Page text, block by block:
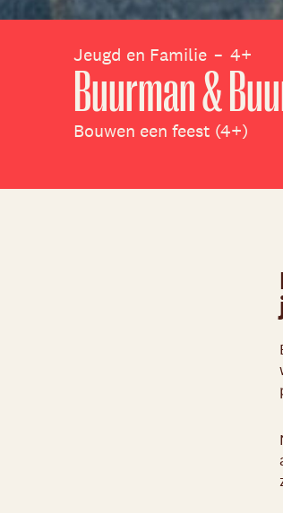
Jeugd en Familie 4+
Buurman &
Bouwen een feest (4+)